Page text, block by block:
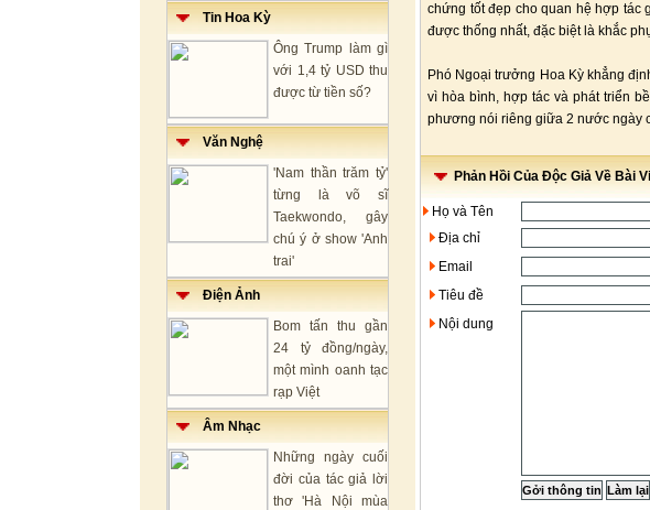
Tin Hoa Kỳ
Ông Trump làm gì
với 1,4 tỷ USD thu
được từ tiền số?
Văn Nghệ
'Nam thần trăm tỷ'
từng là võ sĩ
Taekwondo, gây
chú ý ở show 'Anh
trai'
Điện Ảnh
Bom tấn thu gần
24 tỷ đồng/ngày,
một mình oanh tạc
rạp Việt
Âm Nhạc
Những ngày cuối
đời của tác giả lời
thơ 'Hà Nội mùa
chứng tốt đẹp cho quan hệ hợp
được thống nhất, đặc biệt là khắc
Phó Ngoại trưởng Hoa Kỳ khẳng
vì hòa bình, hợp tác và phát triển
phương nói riêng giữa 2 nước ngày
Phản Hồi Của Độc Giả Về Bài
Họ và Tên
Địa chỉ
Email
Tiêu đề
Nội dung